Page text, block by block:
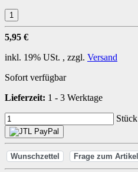
5,95 €
inkl. 19% USt. , zzgl. Versand
Sofort verfügbar
Lieferzeit: 1 - 3 Werktage
Stück
Wunschzettel Frage zum Artikel